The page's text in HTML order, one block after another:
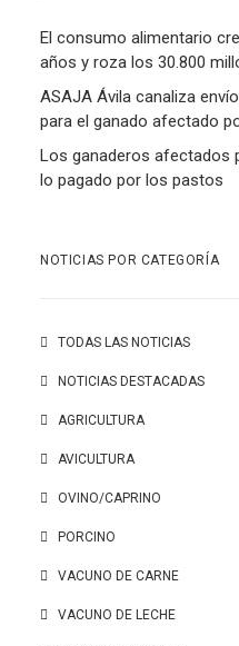
El consumo alimentario
años y roza los 30.800
ASAJA Ávila canaliza
para el ganado afectado
Los ganaderos afectados
lo pagado por los pastos
NOTICIAS POR CATEGORÍA
TODAS LAS NOTICIAS
NOTICIAS DESTACADAS
AGRICULTURA
AVICULTURA
OVINO/CAPRINO
PORCINO
VACUNO DE CARNE
VACUNO DE LECHE